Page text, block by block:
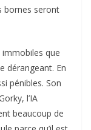
bornes seront
immobiles que
dérangeant. En
pénibles. Son
l’IA
beaucoup de